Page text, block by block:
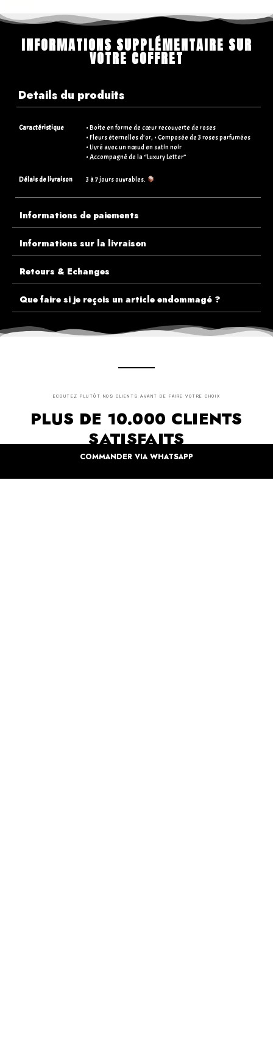
INFORMATIONS SUPPLÉMENTAIRE SUR
VOTRE COFFRET
Details du produits
Caractéristique
• Boite en forme de cœur recouverte de roses
• Fleurs éternelles d’or, • Composée de 3 roses parfumées
• Livré avec un nœud en satin noir
• Accompagné de la “Luxury Letter”
Délais de livraison 3 à 7 jours ouvrables.
Informations de paiements
Informations sur la livraison
Retours & Echanges
Que faire si je reçois un article endommagé ?
ECOUTEZ PLUTÔT NOS CLIENTS AVANT DE FAIRE VOTRE CHOIX
PLUS DE 10.000 CLIENTS
SATISFAITS
vous et à nos artistes pour un monde moins industrielle
COMMANDER VIA WHATSAPP